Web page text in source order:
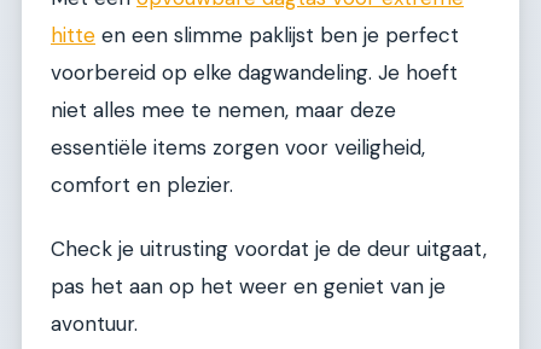
hitte en een slimme paklijst ben je perfect
voorbereid op elke dagwandeling. Je hoeft
niet alles mee te nemen, maar deze
essentiële items zorgen voor veiligheid,
comfort en plezier.
Check je uitrusting voordat je de deur uitgaat,
pas het aan op het weer en geniet van je
avontuur.